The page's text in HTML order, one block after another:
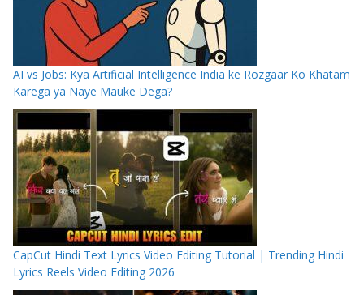
AI vs Jobs: Kya Artificial Intelligence India ke Rozgaar Ko Khatam
Karega ya Naye Mauke Dega?
CapCut Hindi Text Lyrics Video Editing Tutorial | Trending Hindi
Lyrics Reels Video Editing 2026